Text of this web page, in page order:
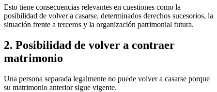
Esto tiene consecuencias relevantes en cuestiones como la
posibilidad de volver a casarse, determinados derechos sucesorios, la
situación frente a terceros y la organización patrimonial futura.
2. Posibilidad de volver a contraer
matrimonio
Una persona separada legalmente no puede volver a casarse porque
su matrimonio anterior sigue vigente.